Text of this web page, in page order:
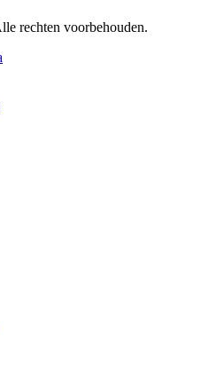
rechten voorbehouden.